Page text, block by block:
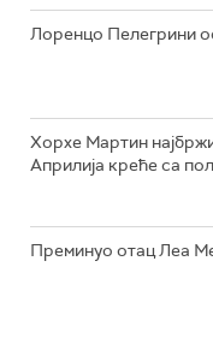
Лоренцо Пелегрини
Хорхе Мартин
Априлија креће са
Преминуо отац Леа